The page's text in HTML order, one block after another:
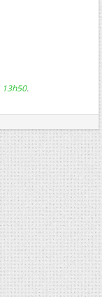
13h50.